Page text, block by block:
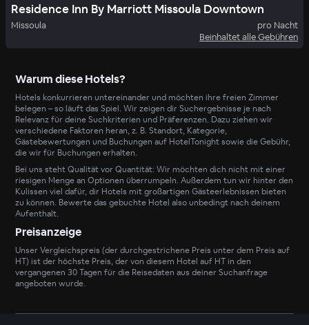
Residence Inn By Marriott Missoula Downtown
Missoula
pro Nacht
Beinhaltet alle Gebühren
Warum diese Hotels?
Hotels konkurrieren untereinander und möchten ihre freien Zimmer
belegen – so läuft das Spiel. Wir zeigen dir Suchergebnisse je nach
Relevanz für deine Suchkriterien und Präferenzen. Dazu ziehen wir
verschiedene Faktoren heran, z. B. Standort, Kategorie,
Gästebewertungen und Buchungen auf HotelTonight sowie die Gebühr,
die wir für Buchungen erhalten.
Bei uns steht Qualität vor Quantität: Wir möchten dich nicht mit einer
riesigen Menge an Optionen überrumpeln. Außerdem tun wir hinter den
Kulissen viel dafür, dir Hotels mit großartigen Gästeerlebnissen bieten
zu können. Bewerte das gebuchte Hotel also unbedingt nach deinem
Aufenthalt.
Preisanzeige
Unser Vergleichspreis (der durchgestrichene Preis unter dem Preis auf
HT) ist der höchste Preis, der von diesem Hotel auf HT in den
vergangenen 30 Tagen für die Reisedaten aus deiner Suchanfrage
angeboten wurde.